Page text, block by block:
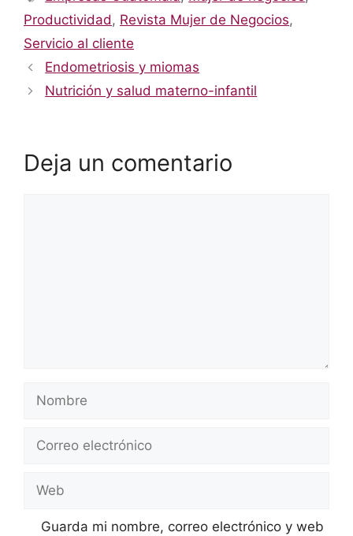
Productividad, Revista Mujer de Negocios,
Servicio al cliente
Endometriosis y miomas
Nutrición y salud materno-infantil
Deja un comentario
Nombre
Correo
Web
Guarda mi nombre, correo electrónico y web